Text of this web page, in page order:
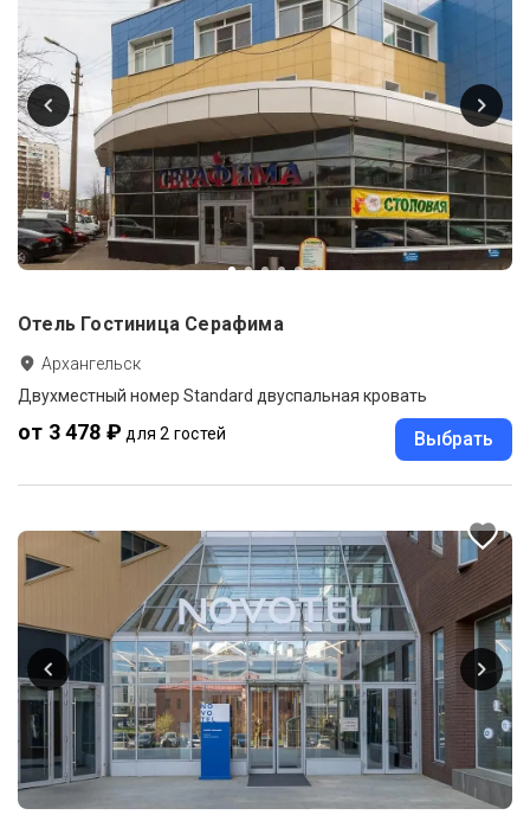
Отель Гостиница Серафима
Архангельск
Двухместный номер Standard двуспальная кровать
от 3 478 ₽ для 2 гостей Выбрать